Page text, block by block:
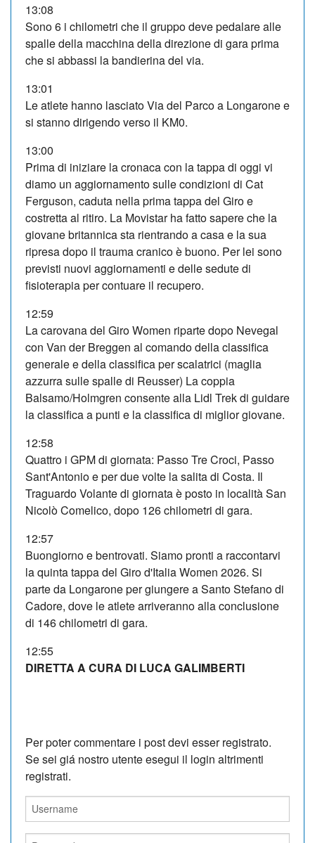
13:08
Sono 6 i chilometri che il gruppo deve pedalare alle
spalle della macchina della direzione di gara prima
che si abbassi la bandierina del via.
13:01
Le atlete hanno lasciato Via del Parco a Longarone e
si stanno dirigendo verso il KM0.
13:00
Prima di iniziare la cronaca con la tappa di oggi vi
diamo un aggiornamento sulle condizioni di Cat
Ferguson, caduta nella prima tappa del Giro e
costretta al ritiro. La Movistar ha fatto sapere che la
giovane britannica sta rientrando a casa e la sua
ripresa dopo il trauma cranico è buono. Per lei sono
previsti nuovi aggiornamenti e delle sedute di
fisioterapia per contuare il recupero.
12:59
La carovana del Giro Women riparte dopo Nevegal
con Van der Breggen al comando della classifica
generale e della classifica per scalatrici (maglia
azzurra sulle spalle di Reusser) La coppia
Balsamo/Holmgren consente alla Lidl Trek di guidare
la classifica a punti e la classifica di miglior giovane.
12:58
Quattro i GPM di giornata: Passo Tre Croci, Passo
Sant'Antonio e per due volte la salita di Costa. Il
Traguardo Volante di giornata è posto in località San
Nicolò Comelico, dopo 126 chilometri di gara.
12:57
Buongiorno e bentrovati. Siamo pronti a raccontarvi
la quinta tappa del Giro d'Italia Women 2026. Si
parte da Longarone per giungere a Santo Stefano di
Cadore, dove le atlete arriveranno alla conclusione
di 146 chilometri di gara.
12:55
DIRETTA A CURA DI LUCA GALIMBERTI
Per poter commentare i post devi esser registrato.
Se sei giá nostro utente esegui il login altrimenti
registrati.